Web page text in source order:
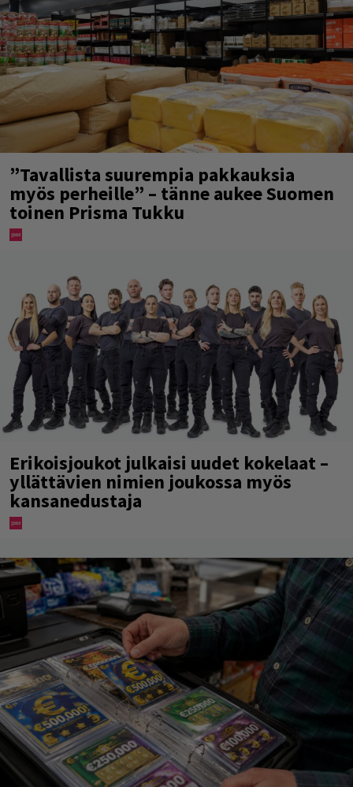
”Tavallista suurempia pakkauksia
myös perheille” – tänne aukee Suomen
toinen Prisma Tukku
Erikoisjoukot julkaisi uudet kokelaat –
yllättävien nimien joukossa myös
kansanedustaja